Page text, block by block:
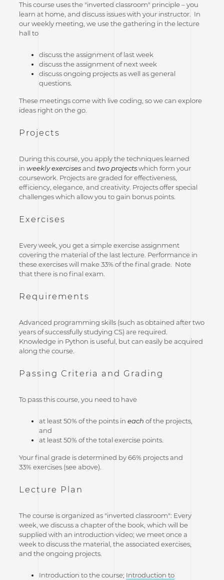
This course uses the "inverted classroom" principle – you
learn at home, and discuss issues with your instructor. In
our weekly meeting, we use the gathering in the lecture
hall to
discuss the assignment of last week
discuss the assignment of next week
discuss ongoing projects as well as general
questions.
These meetings come with live coding, so we can explore
ideas right on the go.
Projects
During this course, you apply the techniques learned
in weekly exercisesand two projectswhich form your
coursework. Projects are graded for effectiveness,
efficiency, elegance, and creativity. Projects offer special
challenges which allow you to gain bonus points.
Exercises
Every week, you get a simple exercise assignment
covering the material of the last lecture. Performance in
these exercises will make 33% of the final grade. Note
that there is no final exam.
Requirements
Advanced programming skills (such as obtained after two
years of successfully studying CS) are required.
Knowledge in Python is useful, but can easily be acquired
along the course.
Passing Criteria and Grading
To pass this course, you need to have
at least 50% of the points in each of the projects,
and
at least 50% of the total exercise points.
Your final grade is determined by 66% projects and
33% exercises (see above).
Lecture Plan
The course is organized as "inverted classroom": Every
week, we discuss a chapter of the book, which will be
supplied with an introduction video; we meet once a
week to discuss the material, the associated exercises,
and the ongoing projects.
Introduction to the course; Introduction to